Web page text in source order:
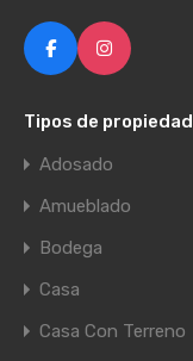
Tipos de propiedad
Adosado
Amueblado
Bodega
Casa
Casa Con Terreno